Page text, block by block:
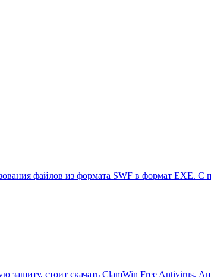
файлов из формата SWF в формат EXE.
защиту, стоит скачать ClamWin Free Antivirus.